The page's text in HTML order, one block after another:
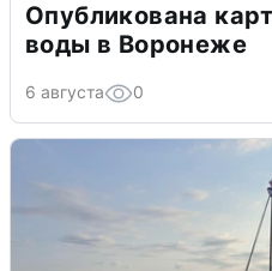
Опубликована
воды в Воронеже
6 августа 0